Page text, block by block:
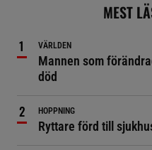
MEST
VÄRLDEN
Mannen som
död
HOPPNING
Ryttare förd till